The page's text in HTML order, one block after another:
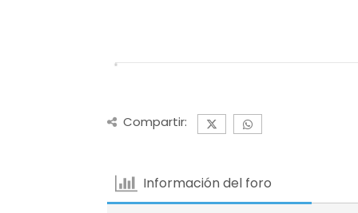
Compartir:
Información del foro